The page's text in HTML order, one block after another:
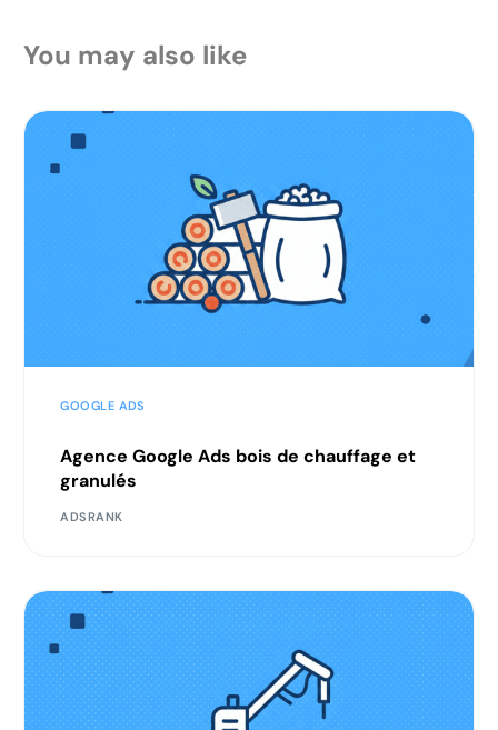
You may also like
GOOGLE ADS
Agence Google Ads bois de chauffage et
granulés
ADSRANK